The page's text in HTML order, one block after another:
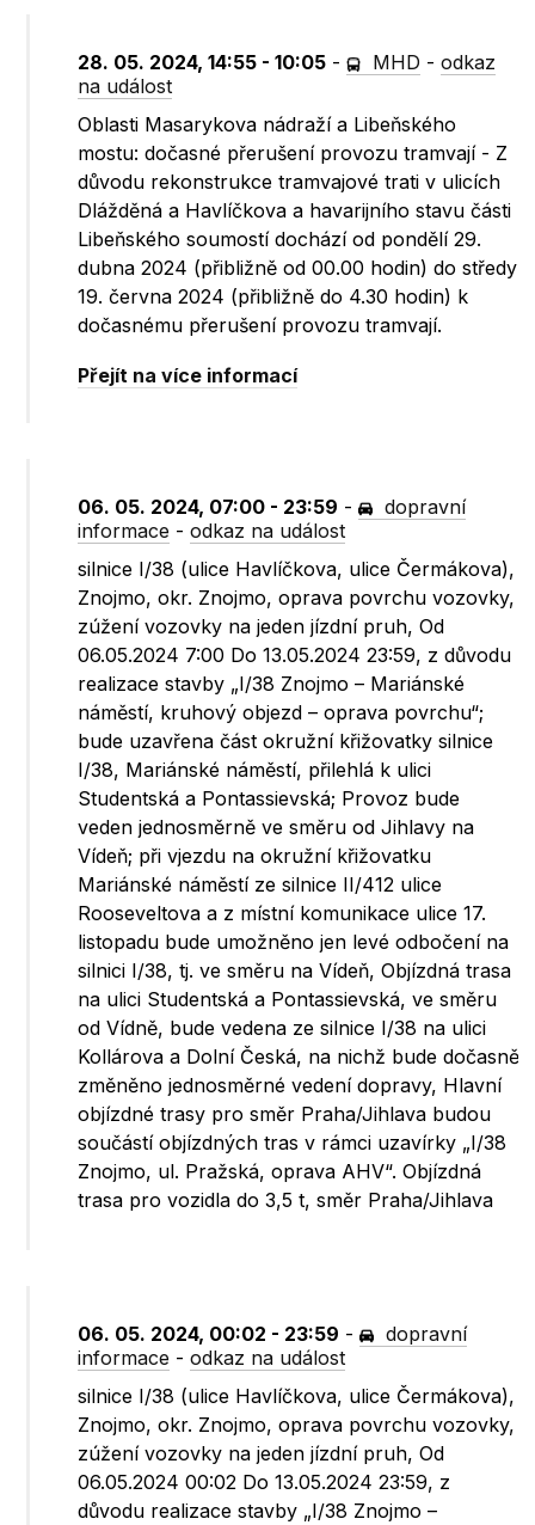
28. 05. 2024, 14:55 - 10:05 - MHD -odkaz
na událost
Oblasti Masarykova nádraží a Libeňského
mostu: dočasné přerušení provozu tramvají - Z
důvodu rekonstrukce tramvajové trati v ulicích
Dlážděná a Havlíčkova a havarijního stavu části
Libeňského soumostí dochází od pondělí 29.
dubna 2024 (přibližně od 00.00 hodin) do středy
19. června 2024 (přibližně do 4.30 hodin) k
dočasnému přerušení provozu tramvají.
Přejít na více informací
06. 05. 2024, 07:00 - 23:59 -
dopravní
informace -odkaz na událost
silnice I/38 (ulice Havlíčkova, ulice Čermákova),
Znojmo, okr. Znojmo, oprava povrchu vozovky,
zúžení vozovky na jeden jízdní pruh, Od
06.05.2024 7:00 Do 13.05.2024 23:59, z důvodu
realizace stavby „I/38 Znojmo – Mariánské
náměstí, kruhový objezd – oprava povrchu“;
bude uzavřena část okružní křižovatky silnice
I/38, Mariánské náměstí, přilehlá k ulici
Studentská a Pontassievská; Provoz bude
veden jednosměrně ve směru od Jihlavy na
Vídeň; při vjezdu na okružní křižovatku
Mariánské náměstí ze silnice II/412 ulice
Rooseveltova a z místní komunikace ulice 17.
listopadu bude umožněno jen levé odbočení na
silnici I/38, tj. ve směru na Vídeň, Objízdná trasa
na ulici Studentská a Pontassievská, ve směru
od Vídně, bude vedena ze silnice I/38 na ulici
Kollárova a Dolní Česká, na nichž bude dočasně
změněno jednosměrné vedení dopravy, Hlavní
objízdné trasy pro směr Praha/Jihlava budou
součástí objízdných tras v rámci uzavírky „I/38
Znojmo, ul. Pražská, oprava AHV“. Objízdná
trasa pro vozidla do 3,5 t, směr Praha/Jihlava
06. 05. 2024, 00:02 - 23:59 -
dopravní
informace -odkaz na událost
silnice I/38 (ulice Havlíčkova, ulice Čermákova),
Znojmo, okr. Znojmo, oprava povrchu vozovky,
zúžení vozovky na jeden jízdní pruh, Od
06.05.2024 00:02 Do 13.05.2024 23:59, z
důvodu realizace stavby „I/38 Znojmo –